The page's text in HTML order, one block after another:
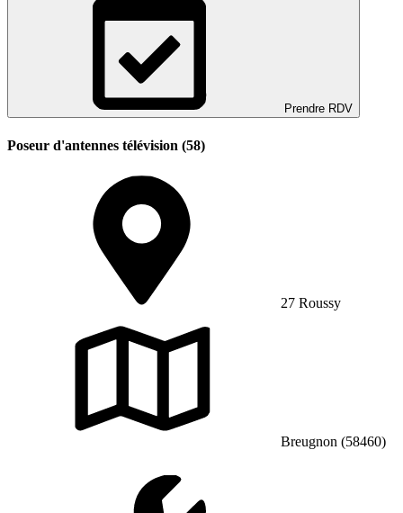
Prendre RDV
Poseur d'antennes télévision (58)
27 Roussy
Breugnon (58460)